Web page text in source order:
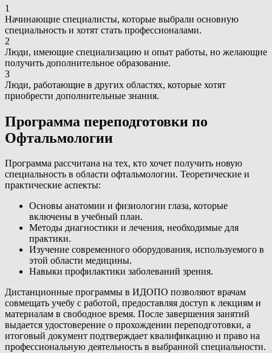
1
Начинающие специалисты, которые выбрали основную
специальность и хотят стать профессионалами.
2
Люди, имеющие специализацию и опыт работы, но желающие
получить дополнительное образование.
3
Люди, работающие в других областях, которые хотят
приобрести дополнительные знания.
Программа переподготовки по
Офтальмологии
Программа рассчитана на тех, кто хочет получить новую
специальность в области офтальмологии. Теоретические и
практические аспекты:
Основы анатомии и физиологии глаза, которые
включены в учебный план.
Методы диагностики и лечения, необходимые для
практики.
Изучение современного оборудования, используемого в
этой области медицины.
Навыки профилактики заболеваний зрения.
Дистанционные программы в ИДОПО позволяют врачам
совмещать учебу с работой, предоставляя доступ к лекциям и
материалам в свободное время. После завершения занятий
выдается удостоверение о прохождении переподготовки, а
итоговый документ подтверждает квалификацию и право на
профессиональную деятельность в выбранной специальности.